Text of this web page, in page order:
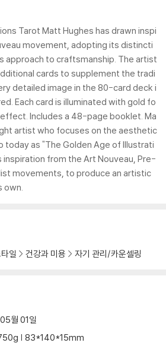
Tarot Matt Hughes has drawn inspi
movement, adopting its distincti
approach to craftsmanship. The artist
cards to supplement the tradi
detailed image in the 80-card deck i
Each card is illuminated with gold fo
Includes a 48-page booklet. Ma
artist who focuses on the aesthetic
as "The Golden Age of Illustrati
inspiration from the Art Nouveau, Pre-
movements, to produce an artistic
own.
일 건강과 미용 자기 관리/카운셀링
월 01일
| 83*140*15mm